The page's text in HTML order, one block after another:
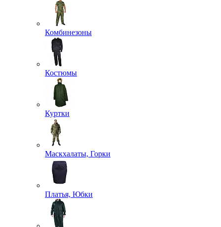
Комбинезоны
Костюмы
Куртки
Маскхалаты, Горки
Платья, Юбки